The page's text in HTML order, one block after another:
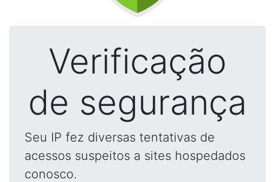
Verificação
de segurança
Seu IP fez diversas tentativas de
acessos suspeitos a sites hospedados
conosco.